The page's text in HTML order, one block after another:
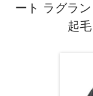
ート ラグラ
起